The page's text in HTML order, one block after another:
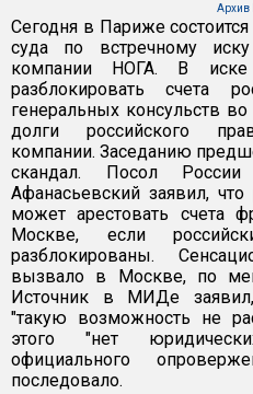
Архив
Сегодня в Париже
суда по встречному
компании НОГА. В иске
разблокировать счета
генеральных консульств
долги российского
компании. Заседанию
скандал. Посол
Афанасьевский заявил, что
может арестовать счета
Москве, если
разблокированы.
вызвало в Москве, по
Источник в МИДе заявил,
"такую возможность не
этого "нет
официального
последовало.